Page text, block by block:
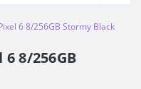
6 8/256GB Stormy Black
8/256GB